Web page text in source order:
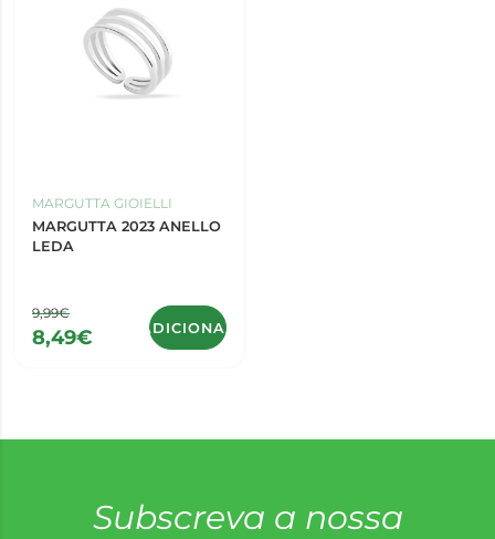
MARGUTTA GIOIELLI
MARGUTTA 2023 ANELLO
LEDA
9,99€
8,49€ ADICIONAR
Subscreva a nossa